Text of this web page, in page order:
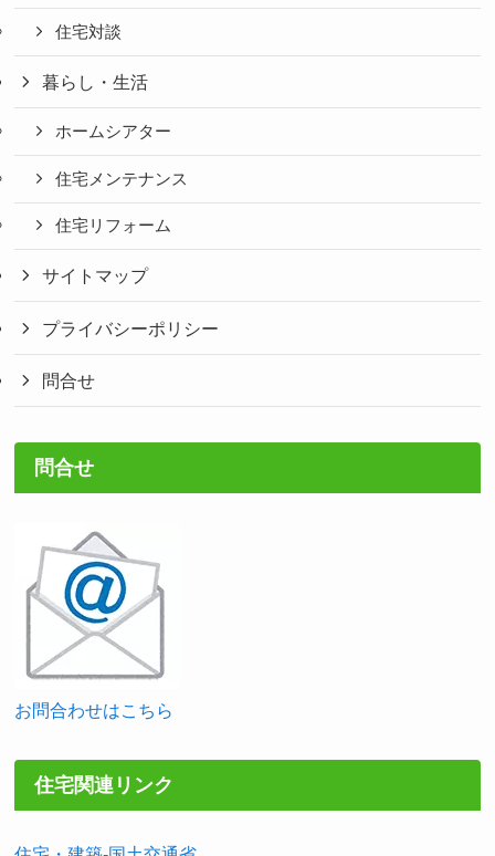
住宅対談
暮らし・生活
ホームシアター
住宅メンテナンス
住宅リフォーム
サイトマップ
プライバシーポリシー
問合せ
問合せ
お問合わせはこちら
住宅関連リンク